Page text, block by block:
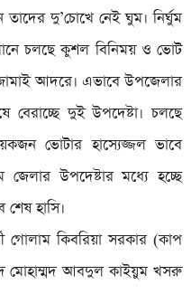
তাদের দু’চোখে নেই ঘুম। নির্ঘুম
চলছে কুশল বিনিময় ও ভোট
জামাই আদরে। এভাবে উপজেলার
বেরাচ্ছে দুই উপদেষ্টা। চলছে
ভোটার হাস্যেজ্জল ভাবে
উপদেষ্টার মধ্যে হচ্ছে
হাসি।
গোলাম কিবরিয়া সরকার (কাপ
মোহাম্মদ আবদুল কাইয়ুম খসরু